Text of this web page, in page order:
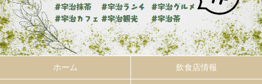
ホーム 飲食店情報